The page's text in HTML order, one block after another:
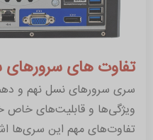
تفاوت های
سری سرورهای نسل نهم و
ویژگی‌ها و قابلیت‌های خاص
تفاوت‌های مهم این سری‌ها